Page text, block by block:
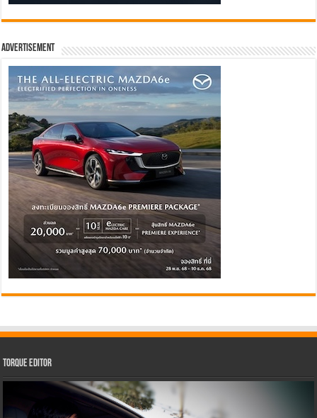
Advertisement
Torque Editor